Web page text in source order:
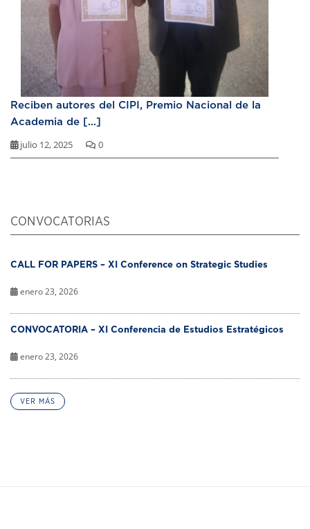
Reciben autores del CIPI, Premio Nacional de la
Academia de [...]
julio 12, 2025 0
CONVOCATORIAS
CALL FOR PAPERS – XI Conference on Strategic Studies
enero 23, 2026
CONVOCATORIA – XI Conferencia de Estudios Estratégicos
enero 23, 2026
VER MÁS